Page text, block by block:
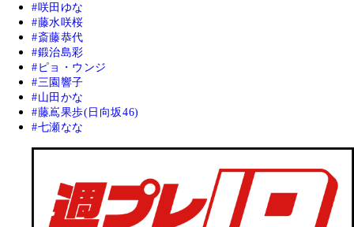
咲田ゆな
藤水咲桜
斎藤恭代
鍛治島彩
ピョ・ウンジ
三園響子
山田かな
藤嶌果歩(日向坂46)
七瀬なな